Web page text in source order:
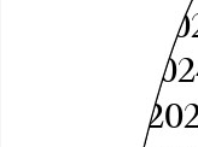
Mo,
Di,
Mi,